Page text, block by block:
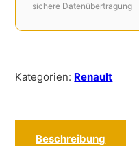
sichere Datenübertragung
Kategorien: Renault
Beschreibung